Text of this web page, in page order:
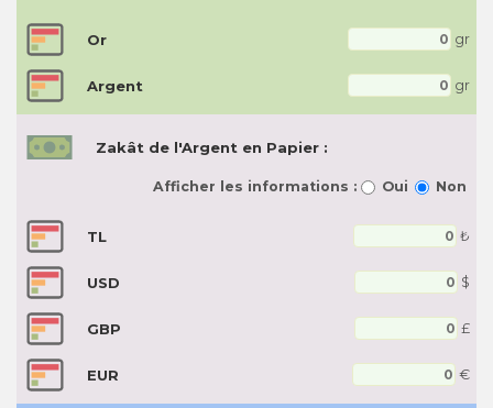
Or gr
Argent gr
Zakât de l'Argent en Papier :
Afficher les informations : Oui Non
TL ₺
USD $
GBP £
EUR €